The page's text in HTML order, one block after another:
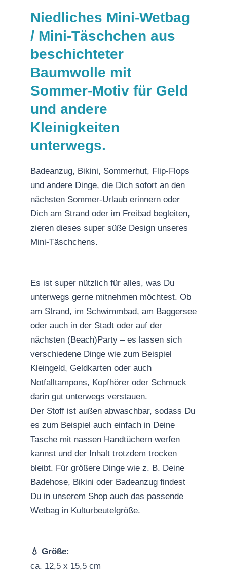
Niedliches Mini-Wetbag
/ Mini-Täschchen aus
beschichteter
Baumwolle mit
Sommer-Motiv für Geld
und andere
Kleinigkeiten
unterwegs.
Badeanzug, Bikini, Sommerhut, Flip-Flops
und andere Dinge, die Dich sofort an den
nächsten Sommer-Urlaub erinnern oder
Dich am Strand oder im Freibad begleiten,
zieren dieses super süße Design unseres
Mini-Täschchens.
Es ist super nützlich für alles, was Du
unterwegs gerne mitnehmen möchtest. Ob
am Strand, im Schwimmbad, am Baggersee
oder auch in der Stadt oder auf der
nächsten (Beach)Party – es lassen sich
verschiedene Dinge wie zum Beispiel
Kleingeld, Geldkarten oder auch
Notfalltampons, Kopfhörer oder Schmuck
darin gut unterwegs verstauen.
Der Stoff ist außen abwaschbar, sodass Du
es zum Beispiel auch einfach in Deine
Tasche mit nassen Handtüchern werfen
kannst und der Inhalt trotzdem trocken
bleibt. Für größere Dinge wie z. B. Deine
Badehose, Bikini oder Badeanzug findest
Du in unserem Shop auch das passende
Wetbag in Kulturbeutelgröße.
💧 Größe:
ca. 12,5 x 15,5 cm